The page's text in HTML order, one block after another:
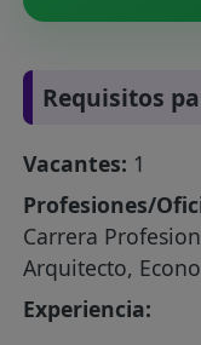
Requisitos
Vacantes: 1
Profesiones/
Carrera
Arquitecto,
Experiencia: